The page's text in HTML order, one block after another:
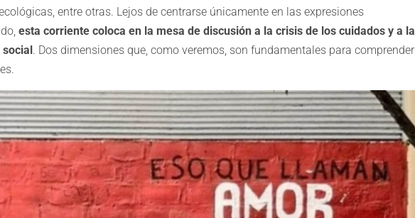
entre otras. Lejos de centrarse únicamente en las expresiones
esta corriente coloca en la mesa de discusión a la crisis de los cuidados y a la
social. Dos dimensiones que, como veremos, son fundamentales para comprender